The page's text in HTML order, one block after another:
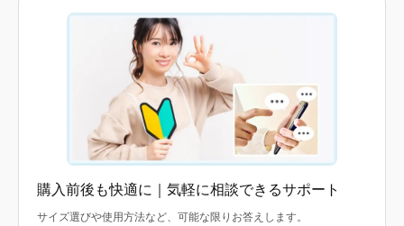
購入前後も快適に｜気軽に相談できるサポート
サイズ選びや使用方法など、可能な限りお答えします。